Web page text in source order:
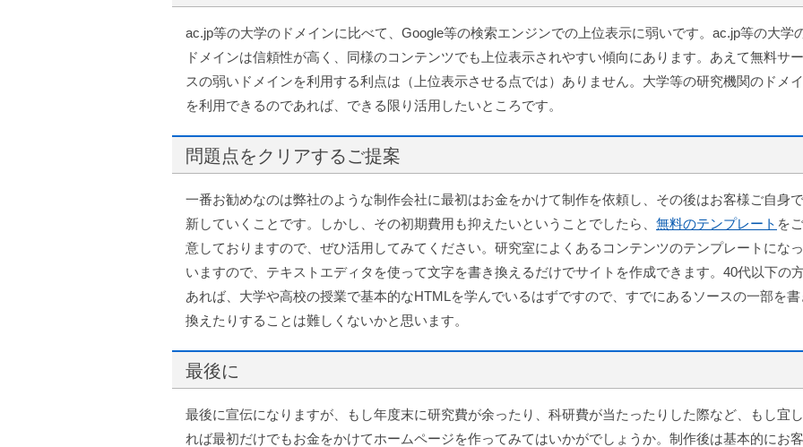
ac.jp等の大学のドメインに比べて、Google等の検索エンジンでの上位表示に弱いです。ac.jp等の大学
ドメインは信頼性が高く、同様のコンテンツでも上位表示されやすい傾向にあります。あえて無料サ
スの弱いドメインを利用する利点は（上位表示させる点では）ありません。大学等の研究機関のドメ
を利用できるのであれば、できる限り活用したいところです。
問題点をクリアするご提案
一番お勧めなのは弊社のような制作会社に最初はお金をかけて制作を依頼し、その後はお客様ご自身
新していくことです。しかし、その初期費用も抑えたいということでしたら、 無料のテンプレート を
意しておりますので、ぜひ活用してみてください。研究室によくあるコンテンツのテンプレートにな
いますので、テキストエディタを使って文字を書き換えるだけでサイトを作成できます。40代以下の
あれば、大学や高校の授業で基本的なHTMLを学んでいるはずですので、すでにあるソースの一部を書
換えたりすることは難しくないかと思います。
最後に
最後に宣伝になりますが、もし年度末に研究費が余ったり、科研費が当たったりした際など、もし宜
れば最初だけでもお金をかけてホームページを作ってみてはいかがでしょうか。制作後は基本的にお